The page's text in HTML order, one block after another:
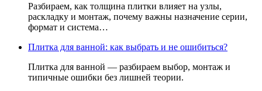
Разбираем, как толщина плитки влияет на узлы,
раскладку и монтаж, почему важны назначение серии,
формат и система…
Плитка для ванной: как выбрать и не ошибиться?
Плитка для ванной — разбираем выбор, монтаж и
типичные ошибки без лишней теории.